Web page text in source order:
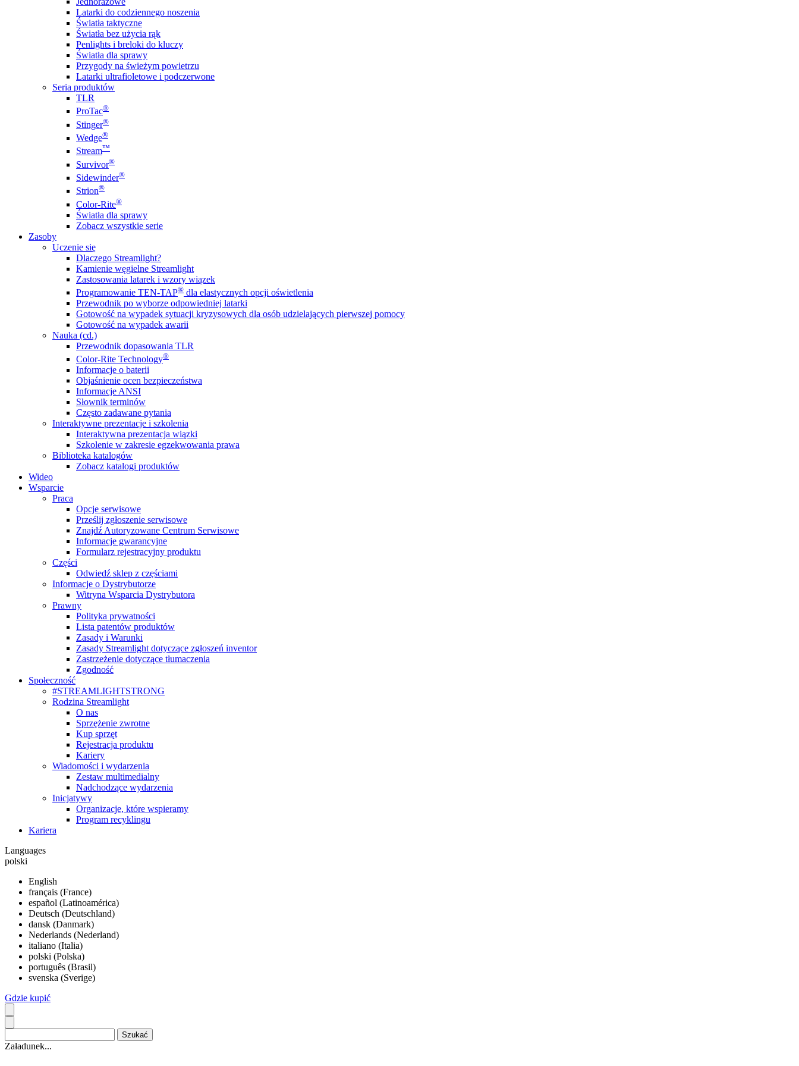
Latarki do codziennego noszenia
Światła taktyczne
Światła bez użycia rąk
Penlights i breloki do kluczy
Światła dla sprawy
Przygody na świeżym powietrzu
Latarki ultrafioletowe i podczerwone
Seria produktów
TLR
ProTac®
Stinger®
Wedge®
Stream™
Survivor®
Sidewinder®
Strion®
Color-Rite®
Światła dla sprawy
Zobacz wszystkie serie
Zasoby
Uczenie się
Dlaczego Streamlight?
Kamienie węgielne Streamlight
Zastosowania latarek i wzory wiązek
Programowanie TEN-TAP® dla elastycznych opcji oświetlenia
Przewodnik po wyborze odpowiedniej latarki
Gotowość na wypadek sytuacji kryzysowych dla osób udzielających pierwszej pomocy
Gotowość na wypadek awarii
Nauka (cd.)
Przewodnik dopasowania TLR
Color-Rite Technology®
Informacje o baterii
Objaśnienie ocen bezpieczeństwa
Informacje ANSI
Słownik terminów
Często zadawane pytania
Interaktywne prezentacje i szkolenia
Interaktywna prezentacja wiązki
Szkolenie w zakresie egzekwowania prawa
Biblioteka katalogów
Zobacz katalogi produktów
Wideo
Wsparcie
Praca
Opcje serwisowe
Prześlij zgłoszenie serwisowe
Znajdź Autoryzowane Centrum Serwisowe
Informacje gwarancyjne
Formularz rejestracyjny produktu
Części
Odwiedź sklep z częściami
Informacje o Dystrybutorze
Witryna Wsparcia Dystrybutora
Prawny
Polityka prywatności
Lista patentów produktów
Zasady i Warunki
Zasady Streamlight dotyczące zgłoszeń inventor
Zastrzeżenie dotyczące tłumaczenia
Zgodność
Społeczność
#STREAMLIGHTSTRONG
Rodzina Streamlight
O nas
Sprzężenie zwrotne
Kup sprzęt
Rejestracja produktu
Kariery
Wiadomości i wydarzenia
Zestaw multimedialny
Nadchodzące wydarzenia
Inicjatywy
Organizacje, które wspieramy
Program recyklingu
Kariera
Languages
polski
English
français (France)
español (Latinoamérica)
Deutsch (Deutschland)
dansk (Danmark)
Nederlands (Nederland)
italiano (Italia)
polski (Polska)
português (Brasil)
svenska (Sverige)
Gdzie kupić
Załadunek...